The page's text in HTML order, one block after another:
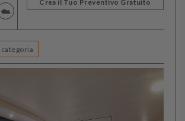
Crea il Tuo Preventivo Gratuito
Descrizione categoria